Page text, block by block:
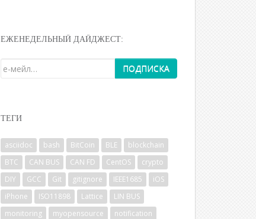
ЕЖЕНЕДЕЛЬНЫЙ ДАЙДЖЕСТ:
ТЕГИ
asciidoc bash BitCoin BLE
blockchain
BTC
CAN BUS CAN FD CentOS
crypto
DIY
GCC Git gitignore IEEE1685
iOS
iPhone
ISO11898 Lattice
LIN BUS
monitoring
myopensource
notification